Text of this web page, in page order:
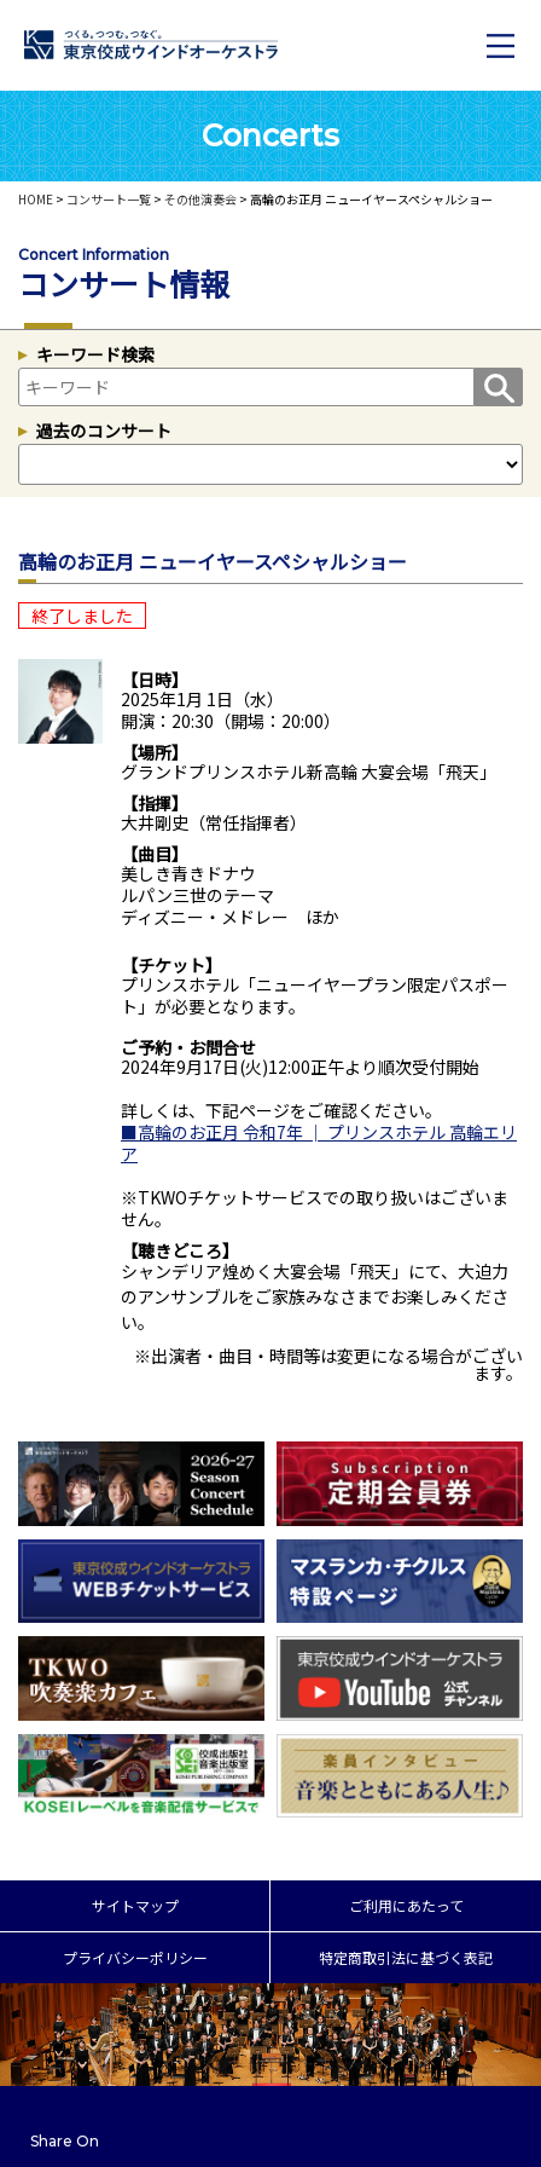
Concerts
HOME > コンサート一覧 > その他演奏会 > 高輪のお正月 ニューイヤースペシャルショー
Concert Information
コンサート情報
キーワード検索
過去のコンサート
高輪のお正月 ニューイヤースペシャルショー
終了しました
日時
2025年1月 1日（水）
開演：20:30（開場：20:00）
場所
グランドプリンスホテル新高輪 大宴会場「飛天」
指揮
大井剛史（常任指揮者）
曲目
美しき青きドナウ
ルパン三世のテーマ
ディズニー・メドレー ほか
チケット
プリンスホテル「ニューイヤープラン限定パスポー
ト」が必要となります。
ご予約・お問合せ
2024年9月17日(火)12:00正午より順次受付開始
詳しくは、下記ページをご確認ください。
■高輪のお正月 令和7年 │ プリンスホテル 高輪エリ
ア
※TKWOチケットサービスでの取り扱いはございま
せん。
聴きどころ
シャンデリア煌めく大宴会場「飛天」にて、大迫力
のアンサンブルをご家族みなさまでお楽しみくださ
い。
※出演者・曲目・時間等は変更になる場合がござい
ます。
サイトマップ ご利用にあたって
プライバシーポリシー 特定商取引法に基づく表記
Share On